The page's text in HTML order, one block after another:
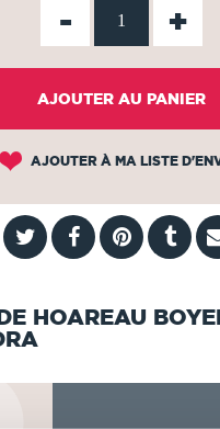
- +
AJOUTER AU PANIER
AJOUTER À MA LISTE
HOAREAU